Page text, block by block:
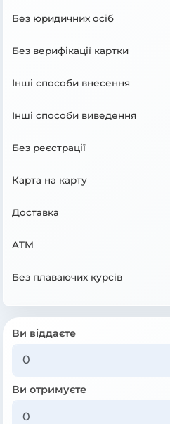
Без юридичних осіб
Без верифікації картки
Інші способи внесення
Інші способи виведення
Без реєстрації
Карта на карту
Доставка
ATM
Без плаваючих курсів
Ви віддаєте
Ви отримуєте